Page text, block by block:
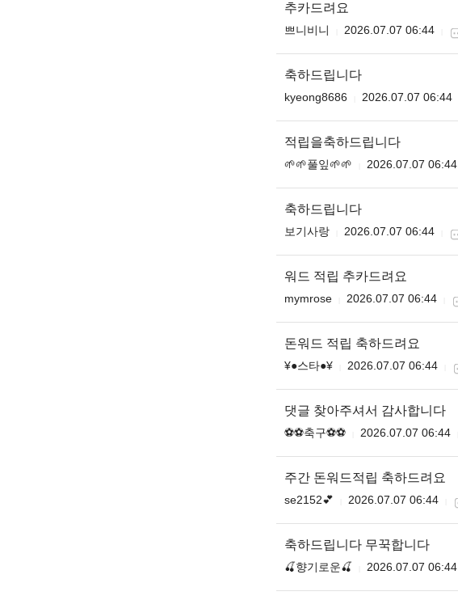
추카드려요
쁘니비니 2026.07.07 06:44
축하드립니다
kyeong8686 2026.07.07 06:44
적립을축하드립니다
🌱🌱풀잎🌱🌱 2026.07.07 06:44
축하드립니다
보기사랑 2026.07.07 06:44
워드 적립 추카드려요
mymrose 2026.07.07 06:44
돈워드 적립 축하드려요
¥●스타●¥ 2026.07.07 06:44
댓글 찾아주셔서 감사합니다
⚽️⚽️축구⚽️⚽️ 2026.07.07 06:44
주간 돈워드적립 축하드려요
se2152💕 2026.07.07 06:44
축하드립니다 무꾹합니다
🍒향기로운🍒 2026.07.07 06:44